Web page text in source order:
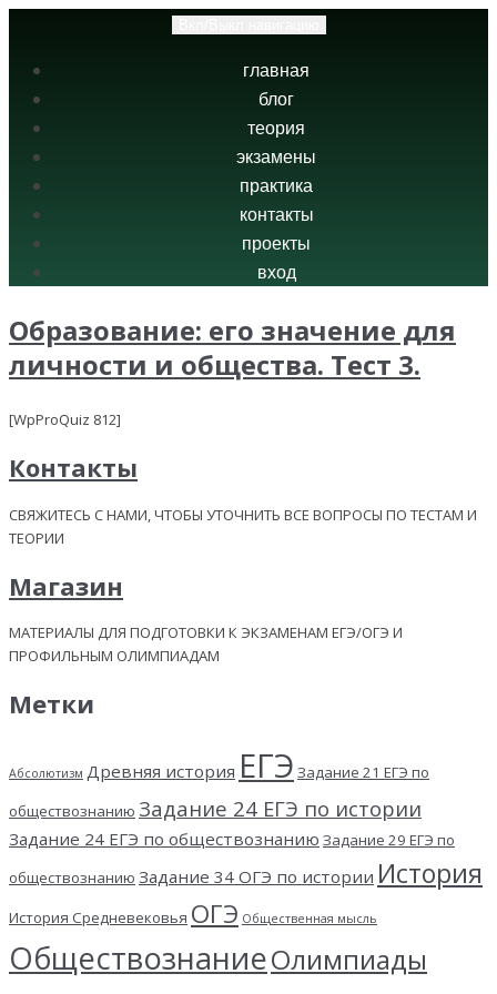
главная
блог
теория
экзамены
практика
контакты
проекты
вход
Образование: его значение для
личности и общества. Тест 3.
[WpProQuiz 812]
Контакты
СВЯЖИТЕСЬ С НАМИ, ЧТОБЫ УТОЧНИТЬ ВСЕ ВОПРОСЫ ПО ТЕСТАМ И
ТЕОРИИ
Магазин
МАТЕРИАЛЫ ДЛЯ ПОДГОТОВКИ К ЭКЗАМЕНАМ ЕГЭ/ОГЭ И
ПРОФИЛЬНЫМ ОЛИМПИАДАМ
Метки
Абсолютизм Древняя история ЕГЭ Задание 21 ЕГЭ по
обществознанию Задание 24 ЕГЭ по истории
Задание 24 ЕГЭ по обществознанию Задание 29 ЕГЭ по
обществознанию Задание 34 ОГЭ по истории История
История Средневековья ОГЭ Общественная мысль
ОбществознаниеОлимпиады